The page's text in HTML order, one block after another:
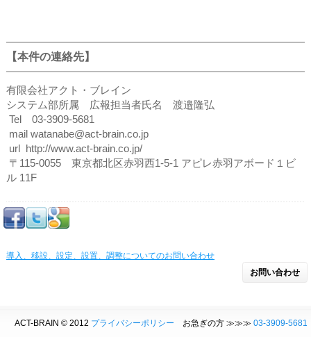
【本件の連絡先】
有限会社アクト・ブレイン
システム部所属 広報担当者氏名 渡邉隆弘
Tel 03-3909-5681
mail watanabe@act-brain.co.jp
url http://www.act-brain.co.jp/
〒115-0055 東京都北区赤羽西1-5-1 アピレ赤羽アボード１ビ
ル 11F
導入、移設、設定、設置、調整についてのお問い合わせ
お問い合わせ
ACT-BRAIN © 2012 プライバシーポリシー お急ぎの方 ≫≫≫ 03-3909-5681